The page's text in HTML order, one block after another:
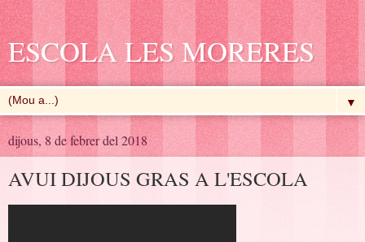
ESCOLA LES MORERES
▼
dijous, 8 de febrer del 2018
AVUI DIJOUS GRAS A L'ESCOLA